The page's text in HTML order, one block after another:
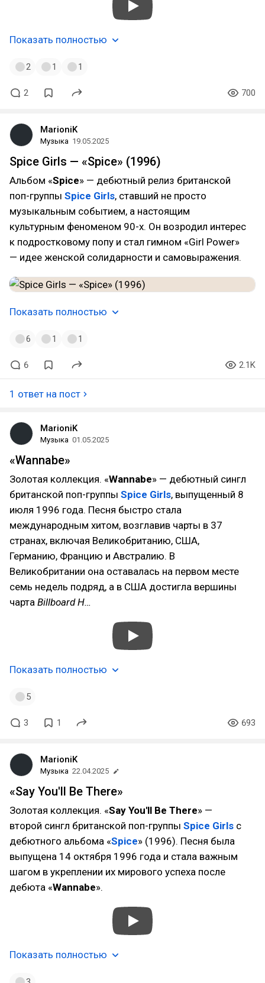
Показать полностью
2 1 1
2 700
MarioniK
Музыка 19.05.2025
Spice Girls — «Spice» (1996)
Альбом «Spice» — дебютный релиз британской
поп-группы Spice Girls, ставший не просто
музыкальным событием, а настоящим
культурным феноменом 90-х. Он возродил интерес
к подростковому попу и стал гимном «Girl Power»
— идее женской солидарности и самовыражения.
Показать полностью
6 1 1
6 2.1K
1 ответ на пост
MarioniK
Музыка 01.05.2025
«Wannabe»
Золотая коллекция. «Wannabe» — дебютный сингл
британской поп-группы Spice Girls, выпущенный 8
июля 1996 года. Песня быстро стала
международным хитом, возглавив чарты в 37
странах, включая Великобританию, США,
Германию, Францию и Австралию. В
Великобритании она оставалась на первом месте
семь недель подряд, а в США достигла вершины
чарта Billboard H…
Показать полностью
5
3 1 693
MarioniK
Музыка 22.04.2025
«Say You'll Be There»
Золотая коллекция. «Say You'll Be There» —
второй сингл британской поп-группы Spice Girls с
дебютного альбома «Spice» (1996). Песня была
выпущена 14 октября 1996 года и стала важным
шагом в укреплении их мирового успеха после
дебюта «Wannabe».
Показать полностью